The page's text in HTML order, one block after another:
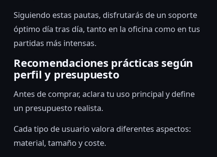
Siguiendo estas pautas, disfrutarás de un soporte
óptimo día tras día, tanto en la oficina como en tus
partidas más intensas.
Recomendaciones prácticas según
perfil y presupuesto
Antes de comprar, aclara tu uso principal y define
un presupuesto realista.
Cada tipo de usuario valora diferentes aspectos:
material, tamaño y coste.